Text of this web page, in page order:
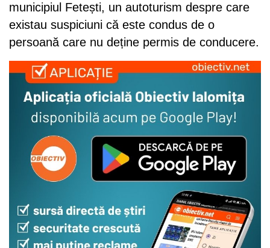
municipiul Fetești, un autoturism despre care
existau suspiciuni că este condus de o
persoană care nu deține permis de conducere.